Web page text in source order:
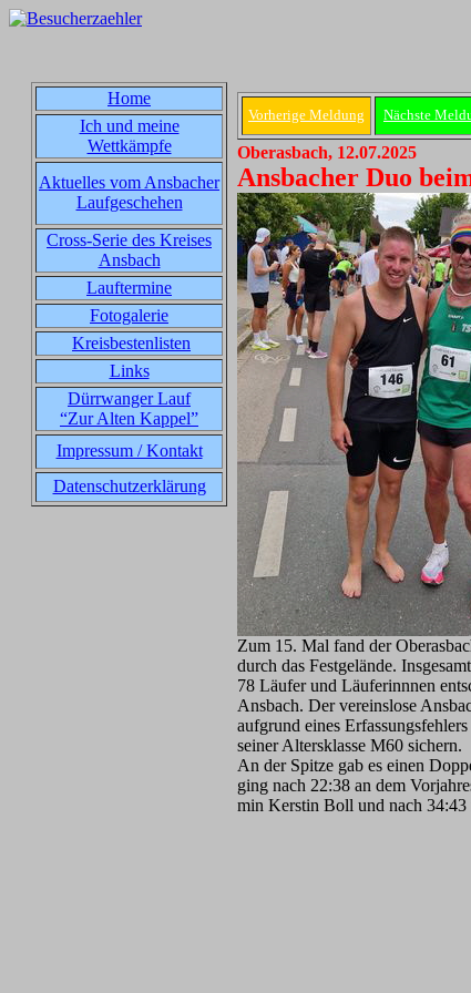
Home
Ich und meine
Wettkämpfe
Aktuelles vom Ansbacher
Laufgeschehen
Cross-Serie des Kreises
Ansbach
Lauftermine
Fotogalerie
Kreisbestenlisten
Links
Dürrwanger Lauf
“Zur Alten Kappel”
Impressum / Kontakt
Datenschutzerklärung
Vorherige Meldung Nächste
Oberasbach, 12.07.2025
Ansbacher Duo
Zum 15. Mal fand der
durch das Festgelände.
78 Läufer und Läuferinnnen
Ansbach. Der vereinslose
aufgrund eines
seiner Altersklasse M60 sichern.
An der Spitze gab es einen
ging nach 22:38 an dem
min Kerstin Boll und nach 34:43